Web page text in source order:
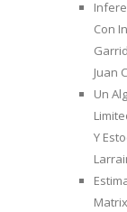
Con
Juan
Un
Y